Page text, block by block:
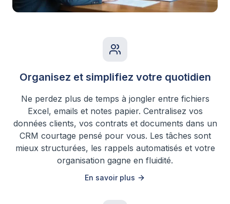
Organisez et simplifiez votre quotidien
Ne perdez plus de temps à jongler entre fichiers
Excel, emails et notes papier. Centralisez vos
données clients, vos contrats et documents dans un
CRM courtage pensé pour vous. Les tâches sont
mieux structurées, les rappels automatisés et votre
organisation gagne en fluidité.
En savoir plus